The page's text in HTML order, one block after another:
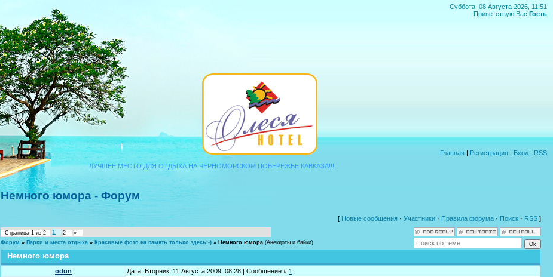
Суббота, 08 Августа 2026, 11:51
Приветствую Вас Гость
Главная | Регистрация | Вход | RSS
ЛУЧШЕЕ МЕСТО ДЛЯ ОТДЫХА НА ЧЕРНОМОРСКОМ ПОБЕРЕЖЬЕ КАВКАЗА!!!
Немного юмора - Форум
[ Новые сообщения · Участники · Правила форума · Поиск · RSS ]
Страница 1 из 2 1 2
»
Форум » Парки и места отдыха » Красивые фото на память только здесь:-) » Немного юмора (Анекдоты и байки)
Немного юмора
odun Дата: Вторник, 11 Августа 2009, 08:28 | Сообщение # 1